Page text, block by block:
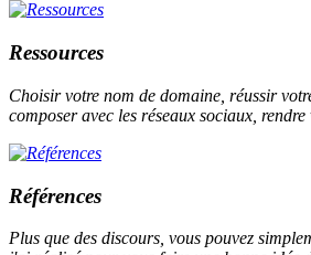
Ressources
Choisir votre nom de domaine, réussir
composer avec les réseaux sociaux,
Références
Plus que des discours, vous pouvez